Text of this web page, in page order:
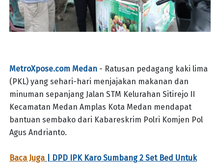
MetroXpose.com Medan- Ratusan pedagang kaki lima
(PKL) yang sehari-hari menjajakan makanan dan
minuman sepanjang Jalan STM Kelurahan Sitirejo II
Kecamatan Medan Amplas Kota Medan mendapat
bantuan sembako dari Kabareskrim Polri Komjen Pol
Agus Andrianto.
Baca Juga| DPD IPK Karo Sumbang 2 Set Bed Untuk